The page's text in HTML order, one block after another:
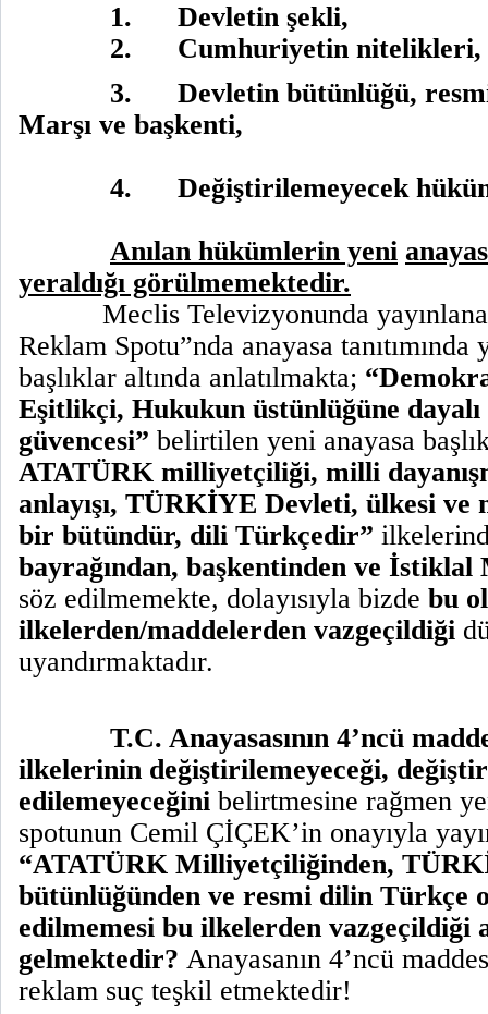
1.
Devletin şekli,
2.
Cumhuriyetin nitelikleri,
3.
Devletin bütünlüğü,
Marşı ve başkenti,
4.
Değiştirilemeyecek
Anılan hükümlerin yeni
yeraldığı görülmemektedir.
Meclis Televizyonunda
Reklam Spotu”nda anayasa tanıtımında
başlıklar altında anlatılmakta;
Eşitlikçi, Hukukun üstünlüğüne dayalı
güvencesi” belirtilen yeni anayasa
ATATÜRK milliyetçiliği, milli
anlayışı, TÜRKİYE Devleti, ülkesi ve
bir bütündür, dili Türkçedir”
bayrağından, başkentinden ve İstiklal
söz edilmemekte, dolayısıyla bizde bu
ilkelerden/maddelerden vazgeçildiği
uyandırmaktadır.
T.C. Anayasasının 4’ncü
ilkelerinin değiştirilemeyeceği,
edilemeyeceğini belirtmesine rağmen
spotunun Cemil ÇİÇEK’in onayıyla
“ATATÜRK Milliyetçiliğinden,
bütünlüğünden ve resmi dilin Türkçe
edilmemesi bu ilkelerden vazgeçildiği
gelmektedir? Anayasanın 4’ncü
reklam suç teşkil etmektedir!